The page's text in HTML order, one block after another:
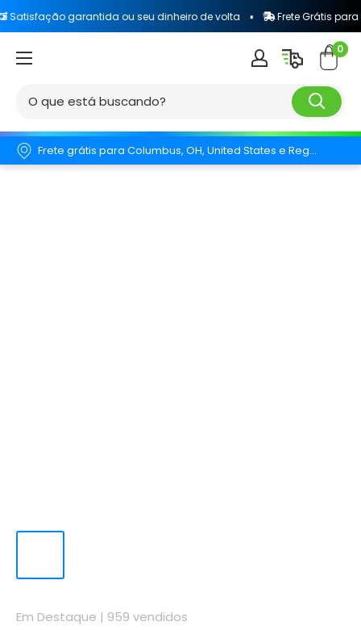
garantida ou seu dinheiro de volta Frete Grátis para todo o
0
Frete grátis para Columbus, OH, United States e Região.
Em Destaque | 959 vendidos